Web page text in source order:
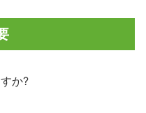
か?